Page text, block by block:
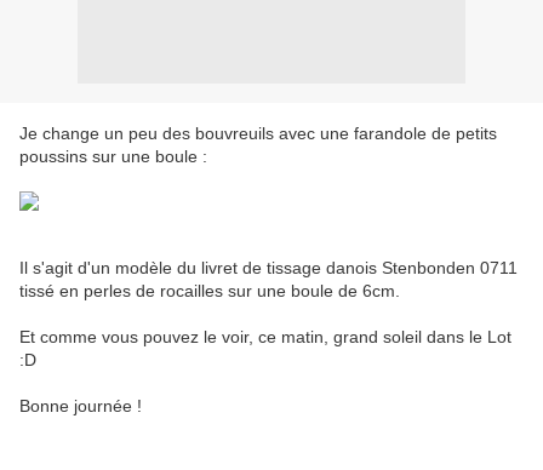
Je change un peu des bouvreuils avec une farandole de petits
poussins sur une boule :
Il s'agit d'un modèle du livret de tissage danois Stenbonden 0711
tissé en perles de rocailles sur une boule de 6cm.
Et comme vous pouvez le voir, ce matin, grand soleil dans le Lot
:D
Bonne journée !